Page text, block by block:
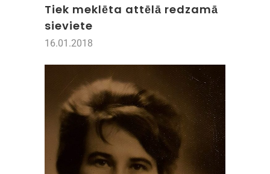
Tiek meklēta attēlā redzamā
sieviete
16.01.2018